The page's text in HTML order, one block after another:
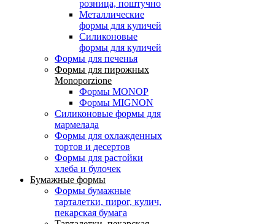
розница, поштучно
Металлические
формы для куличей
Силиконовые
формы для куличей
Формы для печенья
Формы для пирожных
Monoporzione
Формы MONOP
Формы MIGNON
Силиконовые формы для
мармелада
Формы для oхлажденных
тортов и десертов
Формы для растойки
хлеба и булочек
Бумажные формы
Формы бумажные
тарталетки, пирог, кулич,
пекарская бумага